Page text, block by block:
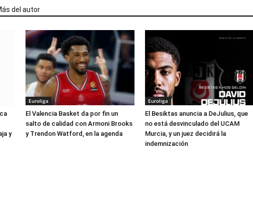
del autor
y
Euroliga
El Valencia Basket da por fin un
salto de calidad con Armoni Brooks
y Trendon Watford, en la agenda
Euroliga
El Besiktas anuncia a DeJulius, que
no está desvinculado del UCAM
Murcia, y un juez decidirá la
indemnización